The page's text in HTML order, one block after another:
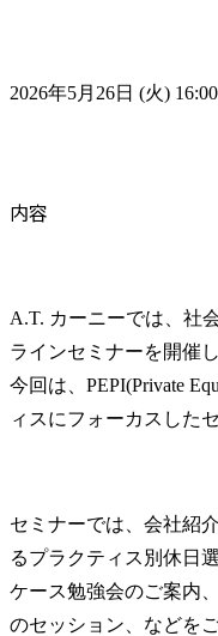
2026年5月26日 (火) 16:00
内容
A.T. カーニーでは、社
ラインセミナーを開催し
今回は、PEPI(Private
ィスにフォーカスした
セミナーでは、会社紹
るプラクティス別休日選
ケース勉強会のご案内
のセッション、などを